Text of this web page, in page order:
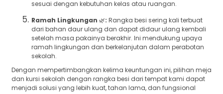
sesuai dengan kebutuhan kelas atau ruangan.
Ramah Lingkungan 🌿: Rangka besi sering kali terbuat
dari bahan daur ulang dan dapat didaur ulang kembali
setelah masa pakainya berakhir. Ini mendukung upaya
ramah lingkungan dan berkelanjutan dalam perabotan
sekolah.
Dengan mempertimbangkan kelima keuntungan ini, pilihan meja
dan kursi sekolah dengan rangka besi dari tempat kami dapat
menjadi solusi yang lebih kuat, tahan lama, dan fungsional